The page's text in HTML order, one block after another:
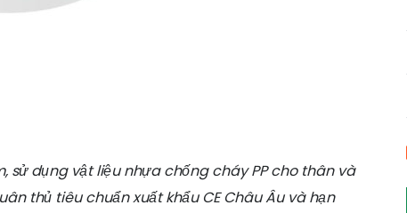
sử dụng vật liệu nhựa chống cháy PP cho thân và
thủ tiêu chuẩn xuất khẩu CE Châu Âu và hạn